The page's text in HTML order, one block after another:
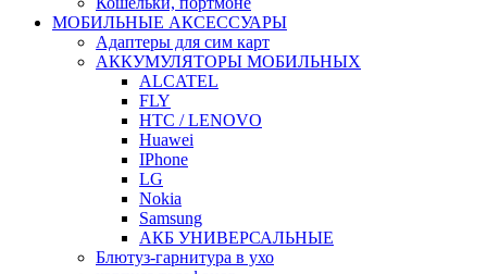
МОБИЛЬНЫЕ АКСЕССУАРЫ
Адаптеры для сим карт
АККУМУЛЯТОРЫ МОБИЛЬНЫХ
ALCATEL
FLY
HTC / LENOVO
Huawei
IPhone
LG
Nokia
Samsung
АКБ УНИВЕРСАЛЬНЫЕ
Блютуз-гарнитура в ухо